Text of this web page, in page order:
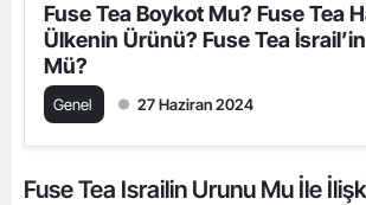
Fuse Tea Boykot Mu? Fuse Tea
Ülkenin Ürünü? Fuse Tea
Mü?
Genel 27 Haziran 2024
Fuse Tea Israilin Urunu Mu İle